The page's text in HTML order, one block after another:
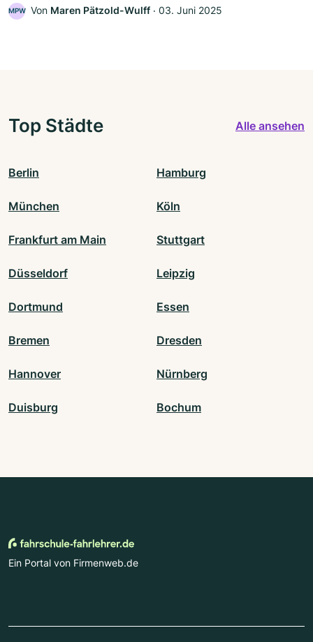
MPW Von Maren Pätzold-Wulff ‧ 03. Juni 2025
Top Städte Alle ansehen
Berlin Hamburg
München Köln
Frankfurt am Main Stuttgart
Düsseldorf Leipzig
Dortmund Essen
Bremen Dresden
Hannover Nürnberg
Duisburg Bochum
Ein Portal von Firmenweb.de